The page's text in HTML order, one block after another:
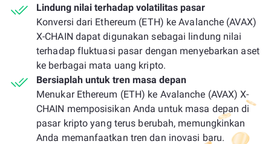
Lindung nilai terhadap volatilitas pasar
Konversi dari Ethereum (ETH) ke Avalanche (AVAX)
X-CHAIN dapat digunakan sebagai lindung nilai
terhadap fluktuasi pasar dengan menyebarkan aset
ke berbagai mata uang kripto.
Bersiaplah untuk tren masa depan
Menukar Ethereum (ETH) ke Avalanche (AVAX) X-
CHAIN memposisikan Anda untuk masa depan di
pasar kripto yang terus berubah, memungkinkan
Anda memanfaatkan tren dan inovasi baru.